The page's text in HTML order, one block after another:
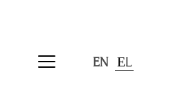
EN ΕL